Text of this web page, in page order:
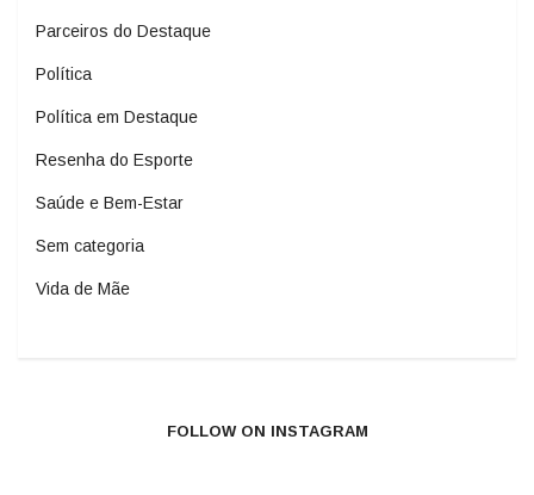
Parceiros do Destaque
Política
Política em Destaque
Resenha do Esporte
Saúde e Bem-Estar
Sem categoria
Vida de Mãe
FOLLOW ON INSTAGRAM